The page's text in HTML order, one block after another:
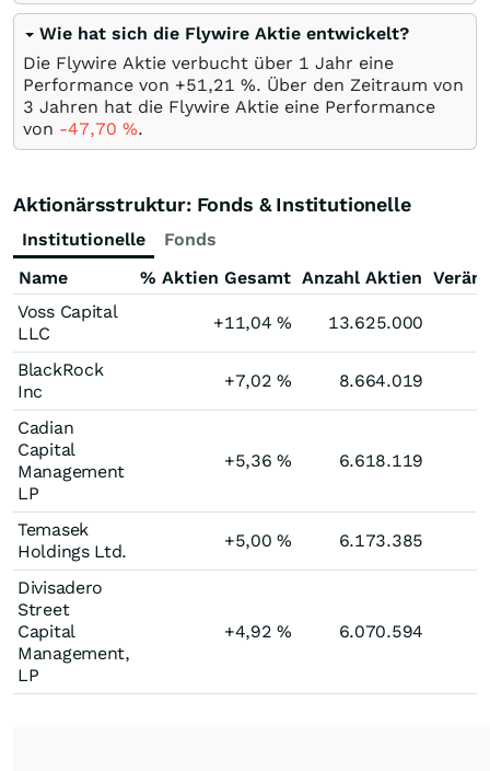
Wie hat sich die Flywire Aktie entwickelt?
Die Flywire Aktie verbucht über 1 Jahr eine
Performance von +51,21 %. Über den Zeitraum von
3 Jahren hat die Flywire Aktie eine Performance
von -47,70 %.
Aktionärsstruktur: Fonds & Institutionelle
Institutionelle
Fonds
Name
% Aktien Gesamt Anzahl Aktien
Voss Capital
LLC
+11,04% 13.625.000
BlackRock
Inc
+7,02% 8.664.019
Cadian
Capital
Management
LP
+5,36% 6.618.119
Temasek
Holdings Ltd.
+5,00% 6.173.385
Divisadero
Street
Capital
Management,
LP
+4,92% 6.070.594